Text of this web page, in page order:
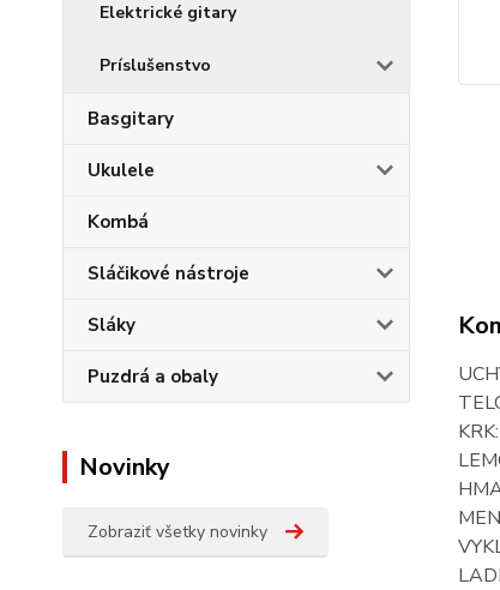
Elektrické gitary
Príslušenstvo
Basgitary
Ukulele
Kombá
Sláčikové nástroje
Sláky
Puzdrá a obaly
Novinky
Zobraziť všetky novinky